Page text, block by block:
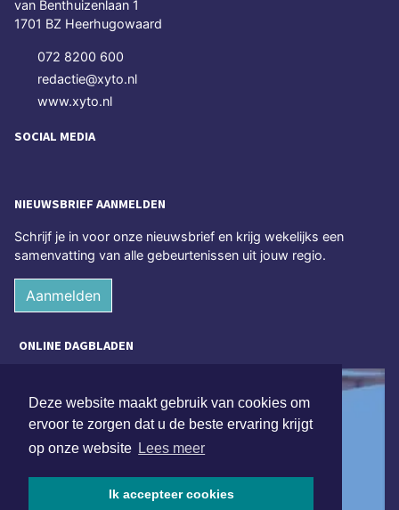
Deze website maakt gebruik van cookies om
ervoor te zorgen dat u de beste ervaring krijgt
op onze website Lees meer
Ik accepteer cookies
van Benthuizenlaan 1
1701 BZ Heerhugowaard
072 8200 600
redactie@xyto.nl
www.xyto.nl
SOCIAL MEDIA
NIEUWSBRIEF AANMELDEN
Schrijf je in voor onze nieuwsbrief en krijg wekelijks een
samenvatting van alle gebeurtenissen uit jouw regio.
Aanmelden
ONLINE DAGBLADEN